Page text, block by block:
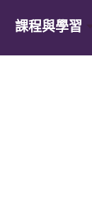
課程與學習